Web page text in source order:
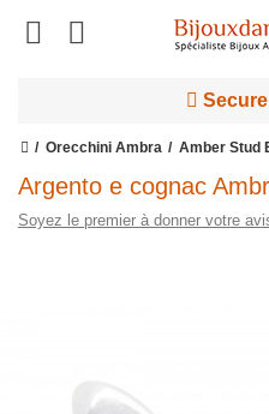
Orecchini Ambra Amber Stud
Argento e cognac
Soyez le premier à donner votre